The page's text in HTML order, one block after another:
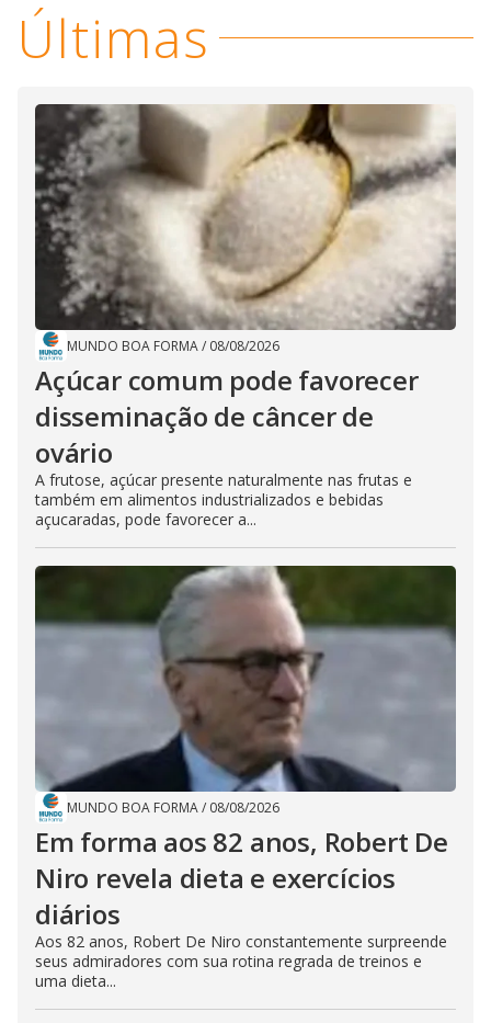
Últimas
MUNDO BOA FORMA/ 08/08/2026
Açúcar comum pode favorecer
disseminação de câncer de
ovário
A frutose, açúcar presente naturalmente nas frutas e
também em alimentos industrializados e bebidas
açucaradas, pode favorecer a...
MUNDO BOA FORMA/ 08/08/2026
Em forma aos 82 anos, Robert De
Niro revela dieta e exercícios
diários
Aos 82 anos, Robert De Niro constantemente surpreende
seus admiradores com sua rotina regrada de treinos e
uma dieta...